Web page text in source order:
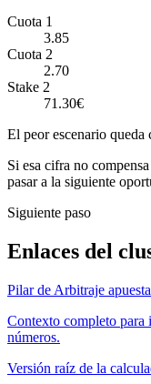
Cuota 1
3.85
Cuota 2
2.70
Stake 2
71.30€
El peor escenario queda
Si esa cifra no
pasar a la siguiente
Siguiente paso
Enlaces del
Pilar de Arbitraje
Contexto completo para
números.
Versión raíz de la